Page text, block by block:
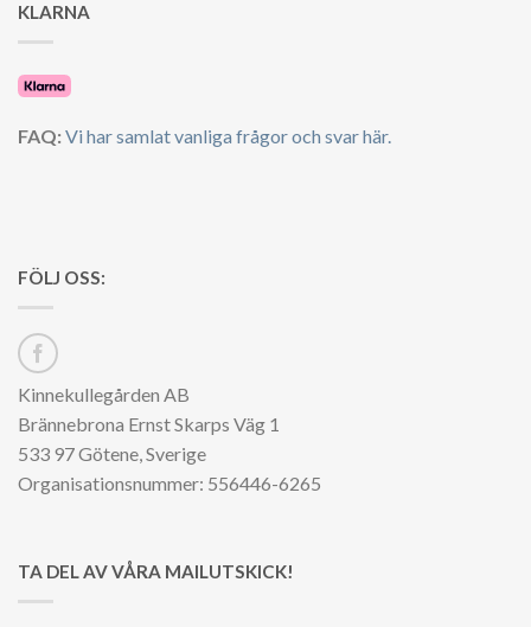
KLARNA
FAQ:Vi har samlat vanliga frågor och svar här.
FÖLJ OSS:
Kinnekullegården AB
Brännebrona Ernst Skarps Väg 1
533 97 Götene, Sverige
Organisationsnummer: 556446-6265
TA DEL AV VÅRA MAILUTSKICK!